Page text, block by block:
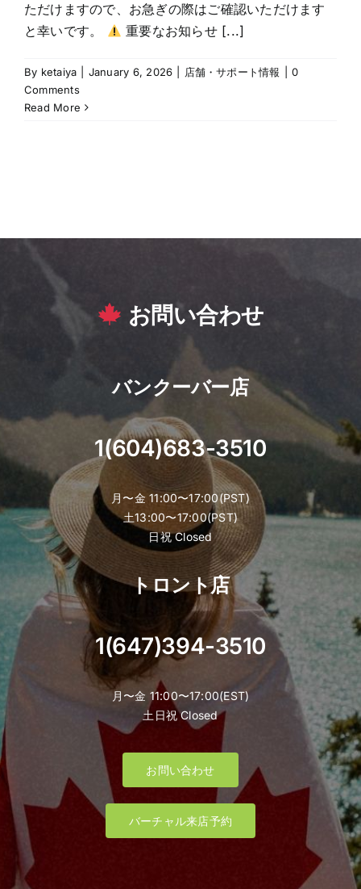
ただけますので、お急ぎの際はご確認いただけます
と幸いです。
重要なお知らせ [...]
By ketaiya January 6, 2026 店舗・サポート情報
0
Comments
Read More
お問い合わせ
バンクーバー店
1(604)683-3510
月〜金 11:00〜17:00(PST)
土13:00〜17:00(PST)
日祝 Closed
トロント店
1(647)394-3510
月〜金 11:00〜17:00(EST)
土日祝 Closed
お問い合わせ
バーチャル来店予約